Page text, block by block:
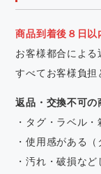
商品到着後８日以
お客様都合によ
すべてお客様負担
返品・交換不可の
・タグ・ラベル
・使用感がある
・汚れ・破損など